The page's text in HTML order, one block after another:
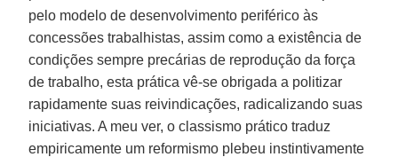
pelo modelo de desenvolvimento periférico às
concessões trabalhistas, assim como a existência de
condições sempre precárias de reprodução da força
de trabalho, esta prática vê-se obrigada a politizar
rapidamente suas reivindicações, radicalizando suas
iniciativas. A meu ver, o classismo prático traduz
empiricamente um reformismo plebeu instintivamente